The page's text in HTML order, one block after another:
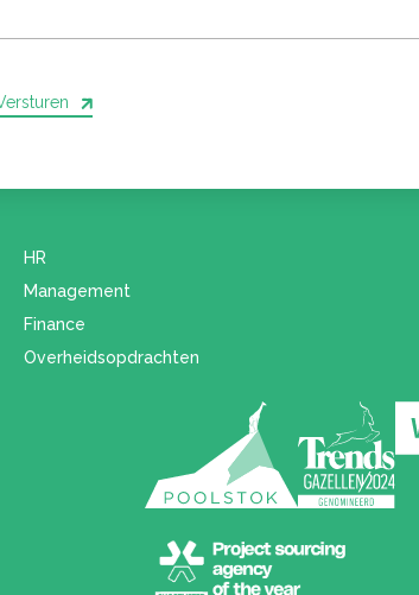
HR
Management
Finance
Overheidsopdrachten